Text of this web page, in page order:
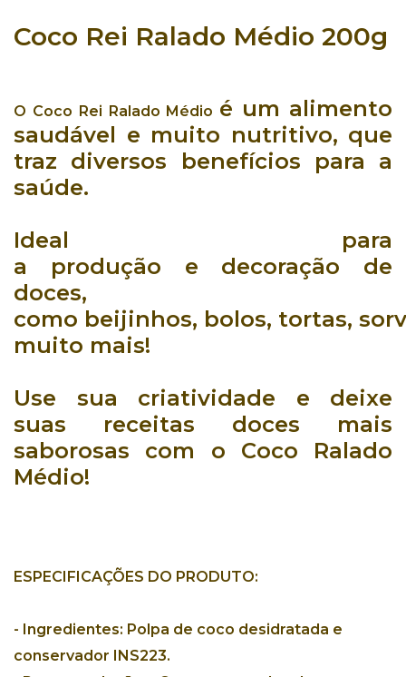
Coco Rei Ralado Médio 200g
O Coco Rei Ralado Médio é um alimento
saudável e muito nutritivo, que
traz diversos benefícios para a
saúde.
Ideal para
a produção e decoração
de
doces,
como beijinhos, bolos, tortas,
muito mais!
Use sua criatividade e deixe
suas receitas doces mais
saborosas com o Coco Ralado
Médio!
ESPECIFICAÇÕES DO PRODUTO:
- Ingredientes: Polpa de coco desidratada e
conservador INS223.